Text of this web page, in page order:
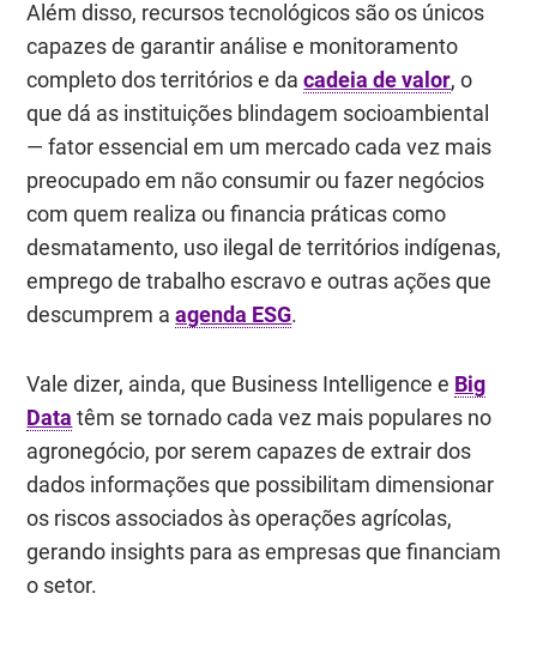
Além disso, recursos tecnológicos são os únicos
capazes de garantir análise e monitoramento
completo dos territórios e dacadeia de valor, o
que dá as instituições blindagem socioambiental
— fator essencial em um mercado cada vez mais
preocupado em não consumir ou fazer negócios
com quem realiza ou financia práticas como
desmatamento, uso ilegal de territórios indígenas,
emprego de trabalho escravo e outras ações que
descumprem aagenda ESG.
Vale dizer, ainda, que Business Intelligence e Big
Data têm se tornado cada vez mais populares no
agronegócio, por serem capazes de extrair dos
dados informações que possibilitam dimensionar
os riscos associados às operações agrícolas,
gerando insights para as empresas que financiam
o setor.